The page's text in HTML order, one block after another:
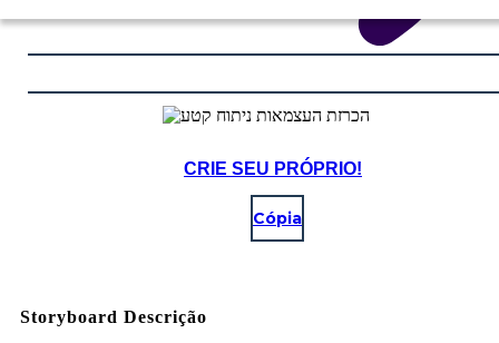
CRIE SEU PRÓPRIO!
Cópia
Storyboard Descrição